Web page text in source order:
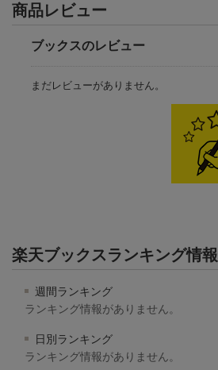
商品レビュー
ブックスのレビュー
まだレビューがありません。
楽天ブックスランキング情報
週間ランキング
ランキング情報がありません。
日別ランキング
ランキング情報がありません。